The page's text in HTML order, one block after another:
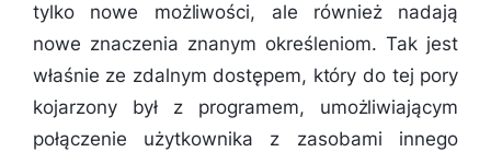
tylko nowe możliwości, ale również nadają
nowe znaczenia znanym określeniom. Tak jest
właśnie ze zdalnym dostępem, który do tej pory
kojarzony był z programem, umożliwiającym
połączenie użytkownika z zasobami innego